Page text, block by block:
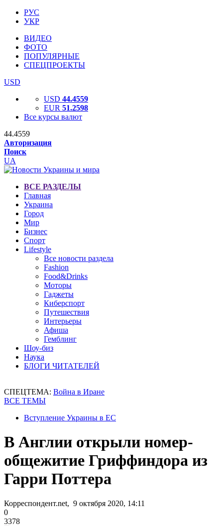
РУС
УКР
ВИДЕО
ФОТО
ПОПУЛЯРНЫЕ
СПЕЦПРОЕКТЫ
USD
USD 44.4559
EUR 51.2598
Все курсы валют
44.4559
Авторизация
Поиск
UA
ВСЕ РАЗДЕЛЫ
Главная
Украина
Город
Мир
Бизнес
Спорт
Lifestyle
Все новости раздела
Fashion
Food&Drinks
Моторы
Гаджеты
Киберспорт
Путешествия
Интерьеры
Афиша
Гемблинг
Шоу-биз
Наука
БЛОГИ ЧИТАТЕЛЕЙ
СПЕЦТЕМА: Война в Иране
ВСЕ ТЕМЫ
Вступление Украины в ЕС
В Англии открыли номер-
общежитие Гриффиндора из
Гарри Поттера
Корреспондент.net, 9 октября 2020, 14:11
0
3378